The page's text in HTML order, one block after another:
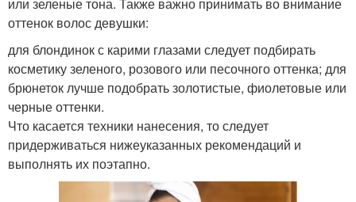
оттенок волос девушки:
для блондинок с карими глазами следует подбирать
косметику зеленого, розового или песочного оттенка; для
брюнеток лучше подобрать золотистые, фиолетовые или
черные оттенки.
Что касается техники нанесения, то следует
придерживаться нижеуказанных рекомендаций и
выполнять их поэтапно.